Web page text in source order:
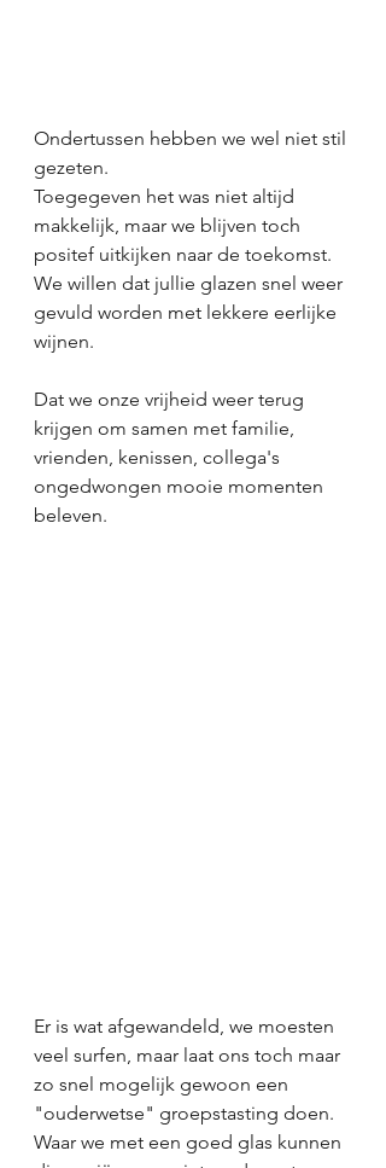
Ondertussen hebben we wel niet stil
gezeten.
Toegegeven het was niet altijd
makkelijk, maar we blijven toch
positef uitkijken naar de toekomst.
We willen dat jullie glazen snel weer
gevuld worden met lekkere eerlijke
wijnen.
Dat we onze vrijheid weer terug
krijgen om samen met familie,
vrienden, kenissen, collega's
ongedwongen mooie momenten
beleven.
Er is wat afgewandeld, we moesten
veel surfen, maar laat ons toch maar
zo snel mogelijk gewoon een
"ouderwetse" groepstasting doen.
Waar we met een goed glas kunnen